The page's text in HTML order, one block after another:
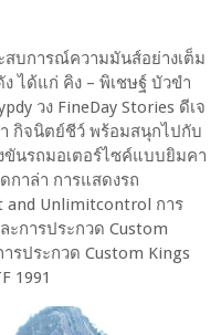
สบการณ์ความมันส์อย่างเต็ม
ได้แก่ คิง – พิเชษฐ์ บัวขำ
วง FineDay Stories ดีเจ
กิจนิตย์ชีว์ พร้อมสนุกไปกับ
ขันรถมอเตอร์ไซค์แบบยิมคา
กาล่า การแสดงรถ
and Unlimitcontrol การ
การประกวด Custom
รประกวด Custom Kings
1991